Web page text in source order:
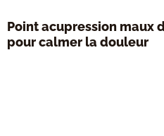
Point acupression maux
pour calmer la douleur